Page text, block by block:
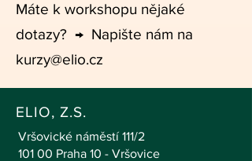
Máte k workshopu nějaké
dotazy? → Napište nám na
kurzy@elio.cz
ELIO, Z.S.
Vršovické náměstí 111/2
101 00 Praha 10 - Vršovice